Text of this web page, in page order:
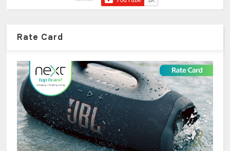
Rate Card